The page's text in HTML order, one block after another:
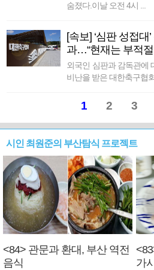
숨졌다.이날 오전 4시 ...
[속보] ‘심판 성접
과…“현재는 부적
외국인 심판과 감독관에
비난을 받은 대한축구협회
1 2 3
시인 최원준의 부산탐식 프로젝트
<84> 관문과 환대, 부산 역전
음식
가